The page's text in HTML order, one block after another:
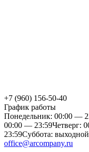
+7 (960) 156-50-40
График работы
Понедельник: 00:00 —
00:00 — 23:59Четверг:
23:59Суббота: выходной
office@arcompany.ru